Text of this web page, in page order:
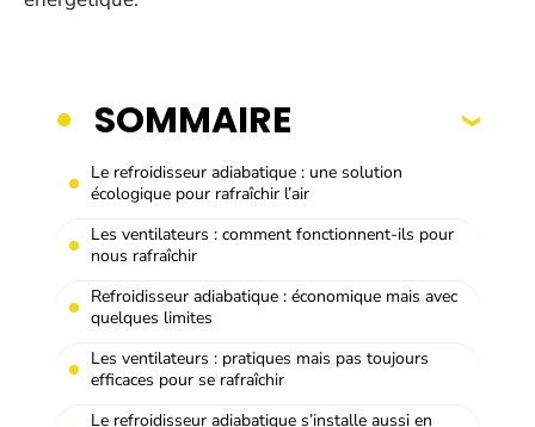
SOMMAIRE
Le refroidisseur adiabatique : une solution
écologique pour rafraîchir l’air
Les ventilateurs : comment fonctionnent-ils pour
nous rafraîchir
Refroidisseur adiabatique : économique mais avec
quelques limites
Les ventilateurs : pratiques mais pas toujours
efficaces pour se rafraîchir
Le refroidisseur adiabatique s’installe aussi en